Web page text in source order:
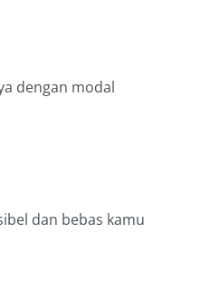
dengan modal
dan bebas kamu